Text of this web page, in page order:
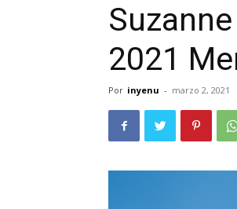
2021
Por inyenu - marzo 2, 2021